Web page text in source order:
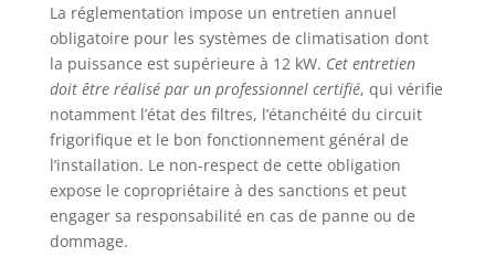
La réglementation impose un entretien annuel
obligatoire pour les systèmes de climatisation dont
la puissance est supérieure à 12 kW. Cet entretien
doit être réalisé par un professionnel certifié, qui vérifie
notamment l’état des filtres, l’étanchéité du circuit
frigorifique et le bon fonctionnement général de
l’installation. Le non-respect de cette obligation
expose le copropriétaire à des sanctions et peut
engager sa responsabilité en cas de panne ou de
dommage.